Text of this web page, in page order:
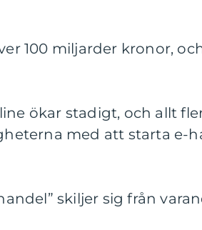
100 miljarder kronor,
ökar stadigt, och allt
med att starta e-
skiljer sig från